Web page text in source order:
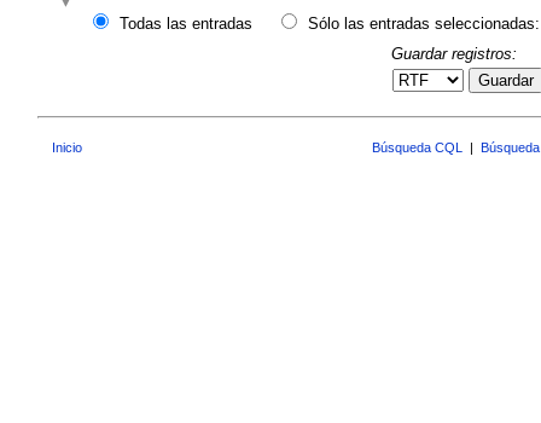
Todas las entradas
Sólo las entradas seleccionadas:
Guardar registros:
Guardar
Inicio Búsqueda CQL